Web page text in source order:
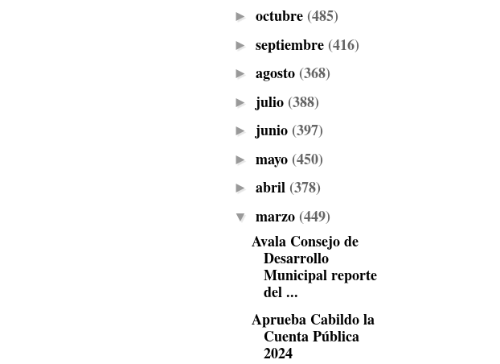
► octubre (485)
► septiembre (416)
► agosto (368)
► julio (388)
► junio (397)
► mayo (450)
► abril (378)
▼ marzo (449)
Avala Consejo de
Desarrollo
Municipal reporte
del ...
Aprueba Cabildo la
Cuenta Pública
2024